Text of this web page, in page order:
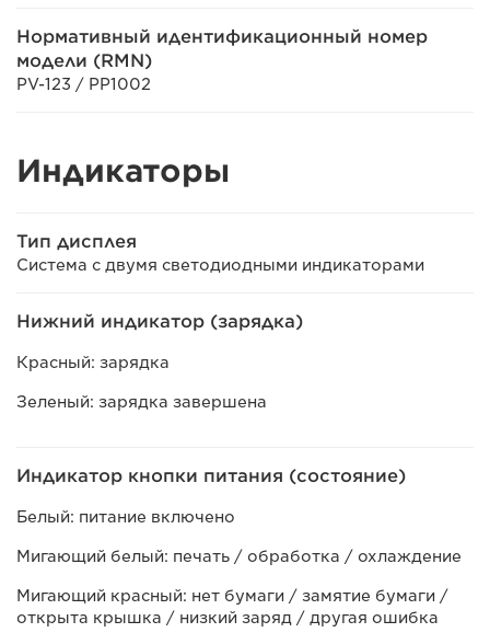
Нормативный идентификационный номер
модели (RMN)
PV-123 / PP1002
Индикаторы
Тип дисплея
Система с двумя светодиодными индикаторами
Нижний индикатор (зарядка)
Красный: зарядка
Зеленый: зарядка завершена
Индикатор кнопки питания (состояние)
Белый: питание включено
Мигающий белый: печать / обработка / охлаждение
Мигающий красный: нет бумаги / замятие бумаги /
открыта крышка / низкий заряд / другая ошибка